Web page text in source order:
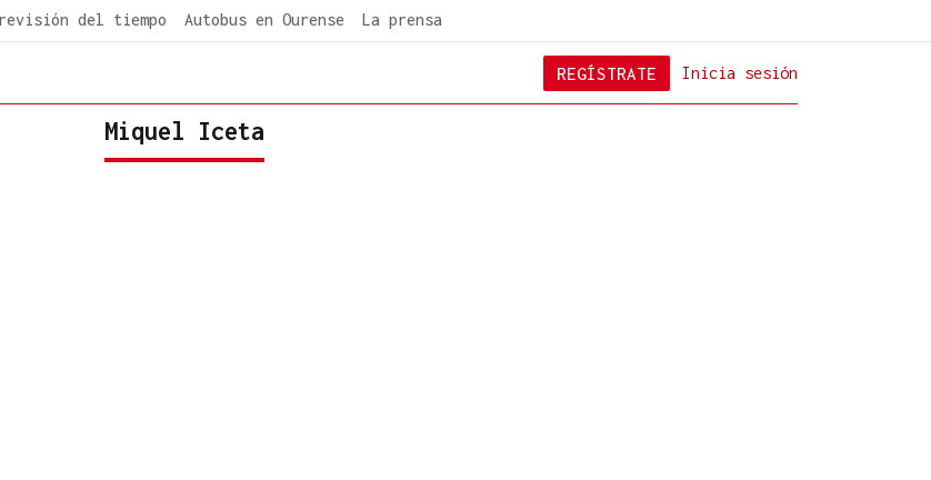
del tiempo Autobus en Ourense La prensa
Inicia sesión
REGÍSTRATE
Miquel Iceta